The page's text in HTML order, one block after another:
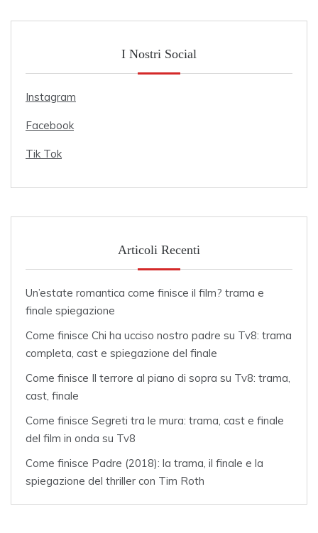
I Nostri Social
Instagram
Facebook
Tik Tok
Articoli Recenti
Un’estate romantica come finisce il film? trama e
finale spiegazione
Come finisce Chi ha ucciso nostro padre su Tv8: trama
completa, cast e spiegazione del finale
Come finisce Il terrore al piano di sopra su Tv8: trama,
cast, finale
Come finisce Segreti tra le mura: trama, cast e finale
del film in onda su Tv8
Come finisce Padre (2018): la trama, il finale e la
spiegazione del thriller con Tim Roth